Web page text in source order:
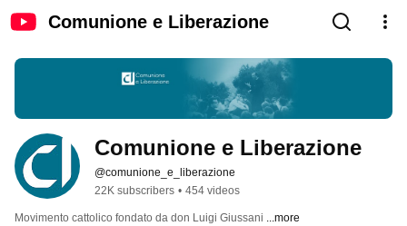
Comunione e Liberazione
Comunione e Liberazione
@comunione_e_liberazione
22K subscribers • 454 videos
Movimento cattolico fondato da don Luigi Giussani ...more